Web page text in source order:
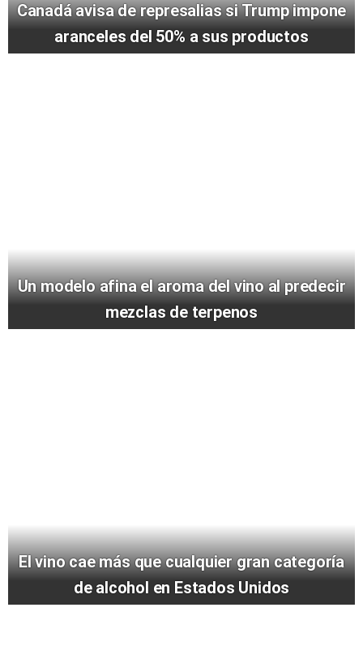
Canadá avisa de represalias si Trump impone
aranceles del 50% a sus productos
Un modelo afina el aroma del vino al predecir
mezclas de terpenos
El vino cae más que cualquier gran categoría
de alcohol en Estados Unidos